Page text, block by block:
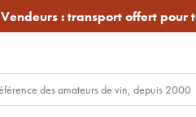
Vendeurs :transport offert pour